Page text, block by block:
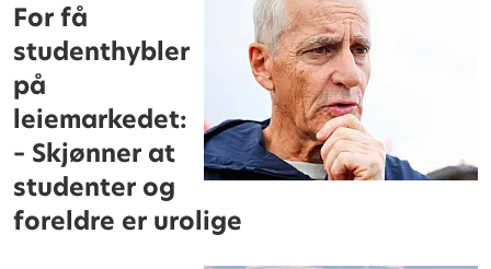
For få
studenthybler
på
leiemarkedet:
– Skjønner at
studenter og
foreldre er urolige